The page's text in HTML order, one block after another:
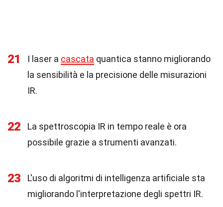
21 I laser a cascata quantica stanno migliorando
la sensibilità e la precisione delle misurazioni
IR.
22
La spettroscopia IR in tempo reale è ora
possibile grazie a strumenti avanzati.
23
L'uso di algoritmi di intelligenza artificiale sta
migliorando l'interpretazione degli spettri IR.